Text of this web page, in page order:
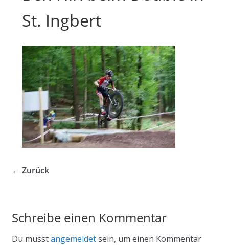
St. Ingbert
← Zurück
Schreibe einen Kommentar
Du musstangemeldetsein, um einen Kommentar